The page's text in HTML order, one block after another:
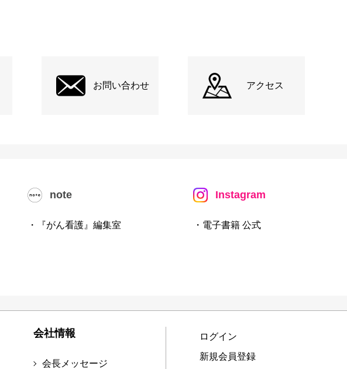
お問い合わせ アクセス
note
・『がん看護』編集室
Instagram
・電子書籍 公式
会社情報
会長メッセージ
ログイン
新規会員登録